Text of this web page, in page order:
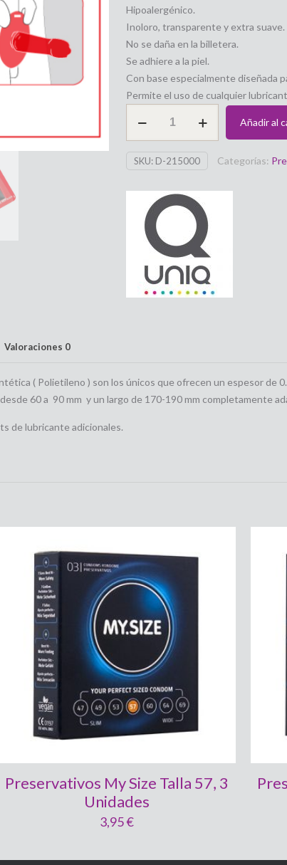
Hipoalergénico.
Inoloro, transparente y extra suave.
No se daña en la billetera.
Se adhiere a la piel.
Con base especialmente diseñada
Permite el uso de cualquier
para
protector
unidades
UNIQ
Añadir al
SKU: D-215000 Categorías:
Valoraciones 0
( Polietileno ) son los únicos que ofrecen un espesor de
60 a 90 mm y un largo de 170-190 mm completamente
de lubricante adicionales.
Preservativos My Size Talla 57, 3
Unidades
3,95€